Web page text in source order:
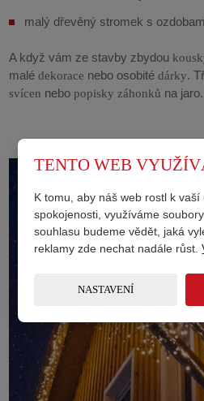
malý dřevěný stromek s
A když vám ze stavby zbydou
malédekorace nebo osobitédárky.
svícen nebo popisky záhonků na jaro.
TENTO WEB
K tomu, aby náš web rostl k vaší
spokojenosti, využíváme
souhlasu budeme vědět, jaká
reklamy zde nechat nadále růst.
NASTAVENÍ